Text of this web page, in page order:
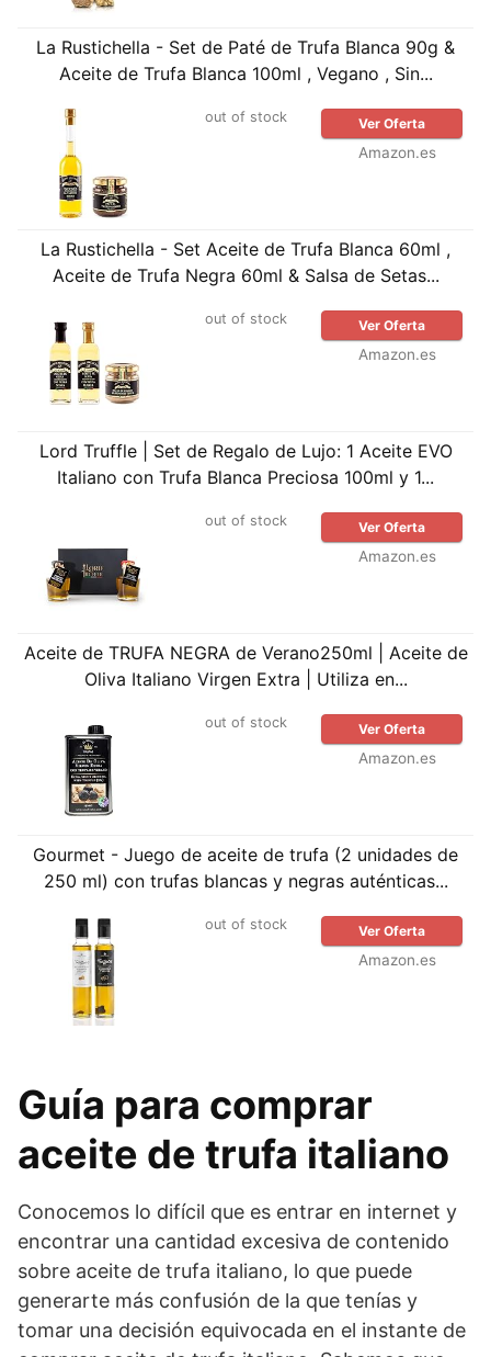
La Rustichella - Set de Paté de Trufa Blanca 90g &
Aceite de Trufa Blanca 100ml , Vegano , Sin...
out of stock Ver Oferta
Amazon.es
La Rustichella - Set Aceite de Trufa Blanca 60ml ,
Aceite de Trufa Negra 60ml & Salsa de Setas...
out of stock Ver Oferta
Amazon.es
Lord Truffle | Set de Regalo de Lujo: 1 Aceite EVO
Italiano con Trufa Blanca Preciosa 100ml y 1...
out of stock Ver Oferta
Amazon.es
Aceite de TRUFA NEGRA de Verano250ml | Aceite de
Oliva Italiano Virgen Extra | Utiliza en...
out of stock Ver Oferta
Amazon.es
Gourmet - Juego de aceite de trufa (2 unidades de
250 ml) con trufas blancas y negras auténticas...
out of stock Ver Oferta
Amazon.es
Guía para comprar
aceite de trufa italiano
Conocemos lo difícil que es entrar en internet y
encontrar una cantidad excesiva de contenido
sobre aceite de trufa italiano, lo que puede
generarte más confusión de la que tenías y
tomar una decisión equivocada en el instante de